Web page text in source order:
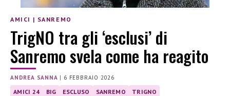
AMICI | SANREMO
TrigNO tra gli ‘esclusi’ di
Sanremo svela come ha reagito
ANDREA SANNA | 6 FEBBRAIO 2026
AMICI 24 BIG ESCLUSO SANREMO TRIGNO